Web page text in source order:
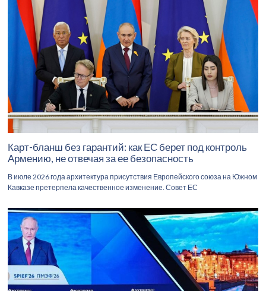
Карт-бланш без гарантий: как ЕС берет под контроль
Армению, не отвечая за ее безопасность
В июле 2026 года архитектура присутствия Европейского союза на Южном
Кавказе претерпела качественное изменение. Совет ЕС